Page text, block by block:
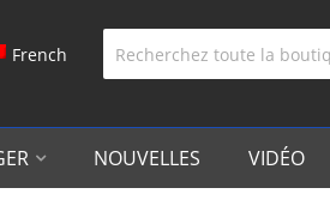
French
NOUVELLES VIDÉO